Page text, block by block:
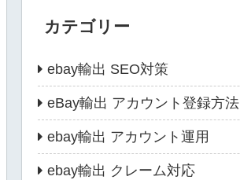
カテゴリー
ebay輸出 SEO対策
eBay輸出 アカウント登録方法
ebay輸出 アカウント運用
ebay輸出 クレーム対応